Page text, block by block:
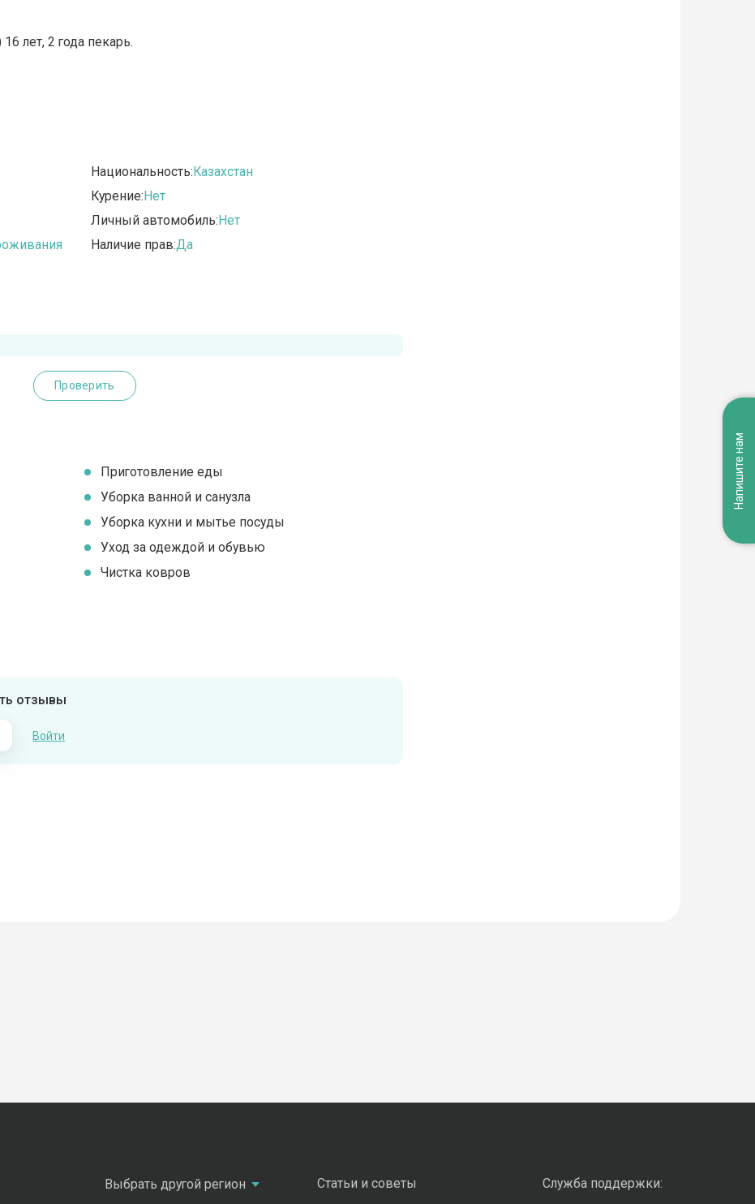
лет, 2 года пекарь.
Национальность:Казахстан
Курение:Нет
Личный автомобиль:Нет
Наличие прав:Да
Проверить
Приготовление еды
Уборка ванной и санузла
Уборка кухни и мытье посуды
Уход за одеждой и обувью
Чистка ковров
отзывы
Войти
Выбрать другой регион Статьи и советы Служба поддержки:
Напишите нам